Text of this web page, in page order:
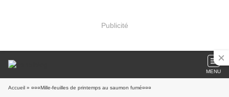
Publicité
MENU
Accueil » ¤¤¤Mille-feuilles de printemps au saumon fumé¤¤¤